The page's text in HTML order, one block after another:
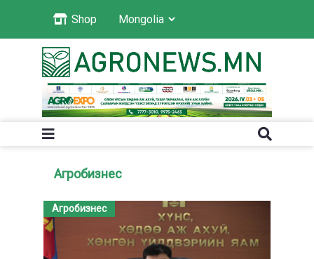
Shop
Агробизнес
Агробизнес